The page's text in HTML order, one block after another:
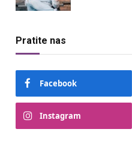
Pratite nas
Facebook
Instagram